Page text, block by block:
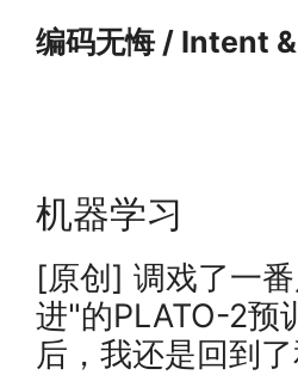
编码无悔 / Intent
机器学习
[原创] 调戏了一
进"的PLATO-2预
后，我还是回到